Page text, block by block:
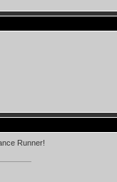
Runner!